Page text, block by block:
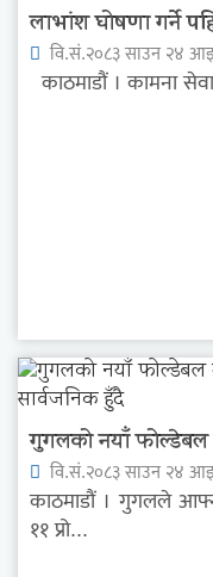
लाभांश घोषणा गर्ने
वि.सं.२०८३ साउन २४
काठमाडौं । कामना
गुगलको नयाँ फोल्डेबल
वि.सं.२०८३ साउन २४
काठमाडौं । गुगलले
११ प्रो...